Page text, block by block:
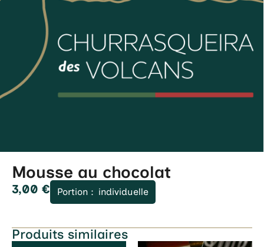
Mousse au chocolat
3,00 € Portion : individuelle
Produits similaires